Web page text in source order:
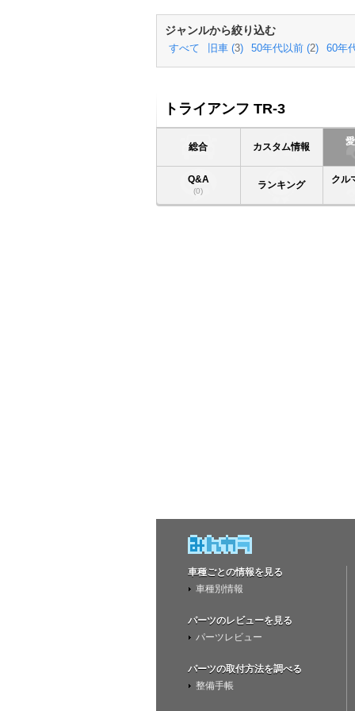
ジャンルから絞り込む
すべて 旧車 (3) 50年代以前 (2) 60年
トライアンフ TR-3
総合 カスタム情報
Q&A
(0) ランキング
クル
車種ごとの情報を見る
車種別情報
パーツのレビューを見る
パーツレビュー
パーツの取付方法を調べる
整備手帳